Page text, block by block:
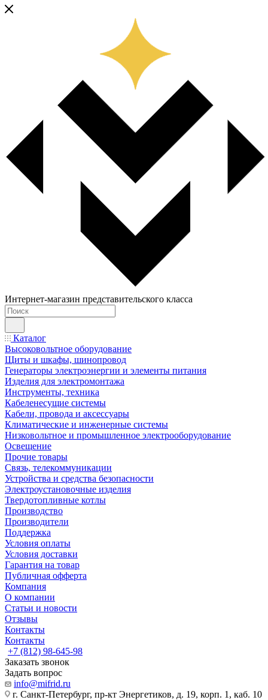
Интернет-магазин представительского класса
Каталог
Высоковольтное оборудование
Щиты и шкафы, шинопровод
Генераторы электроэнергии и элементы питания
Изделия для электромонтажа
Инструменты, техника
Кабеленесущие системы
Кабели, провода и аксессуары
Климатические и инженерные системы
Низковольтное и промышленное электрооборудование
Освещение
Прочие товары
Связь, телекоммуникации
Устройства и средства безопасности
Электроустановочные изделия
Твердотопливные котлы
Производство
Производители
Поддержка
Условия оплаты
Условия доставки
Гарантия на товар
Публичная офферта
Компания
О компании
Статьи и новости
Отзывы
Контакты
Контакты
+7 (812) 98-645-98
Заказать звонок
Задать вопрос
info@mifrid.ru
г. Санкт-Петербург, пр-кт Энергетиков, д. 19, корп. 1, каб. 10